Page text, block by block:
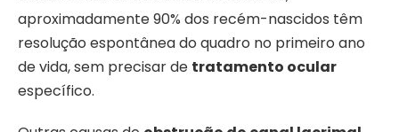
aproximadamente 90% dos recém-nascidos têm
resolução espontânea do quadro no primeiro ano
de vida, sem precisar de tratamento ocular
específico.